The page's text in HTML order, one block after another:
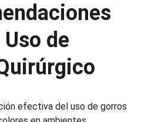
de
efectiva del uso de gorros